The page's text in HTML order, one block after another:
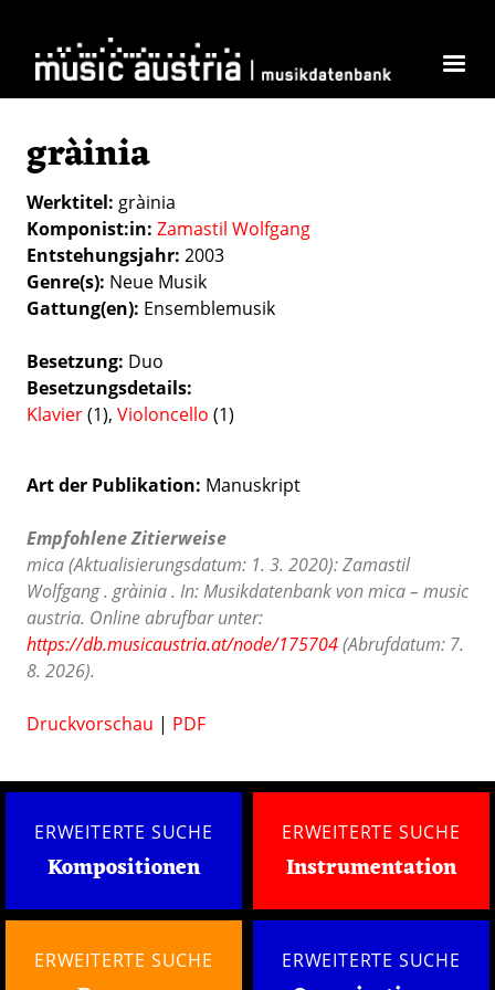
gràinia
Werktitel gràinia
Komponist:in Zamastil Wolfgang
Entstehungsjahr 2003
Genre(s) Neue Musik
Gattung(en) Ensemblemusik
Besetzung Duo
Besetzungsdetails
Klavier(1), Violoncello (1)
Art der Publikation Manuskript
Empfohlene Zitierweise
mica (Aktualisierungsdatum: 1. 3. 2020): Zamastil
Wolfgang . gràinia . In: Musikdatenbank von mica – music
austria. Online abrufbar unter:
https://db.musicaustria.at/node/175704(Abrufdatum: 7.
8. 2026).
Druckvorschau | PDF
ERWEITERTE SUCHE
Kompositionen
ERWEITERTE SUCHE
Instrumentation
ERWEITERTE SUCHE ERWEITERTE SUCHE